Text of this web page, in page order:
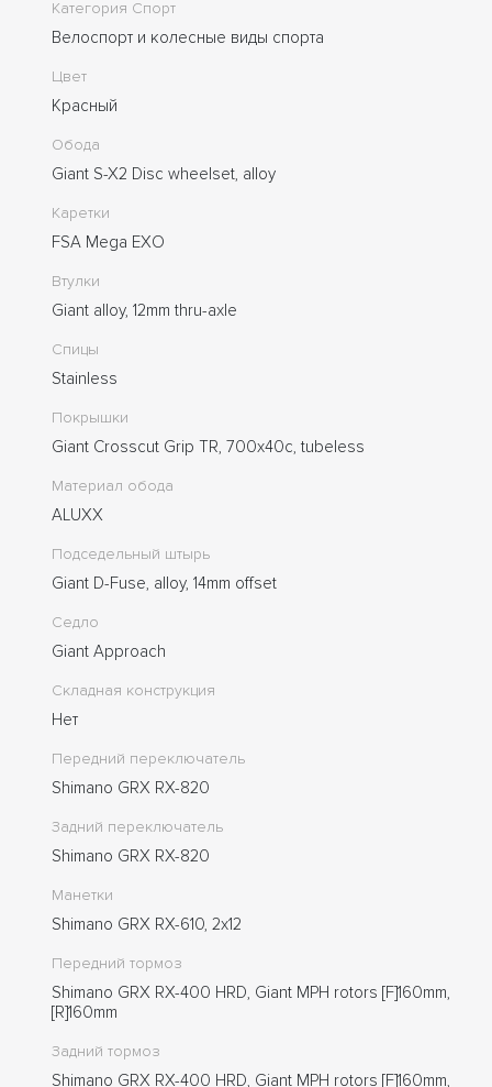
Категория Спорт
Велоспорт и колесные виды спорта
Цвет
Красный
Обода
Giant S-X2 Disc wheelset, alloy
Каретки
FSA Mega EXO
Втулки
Giant alloy, 12mm thru-axle
Спицы
Stainless
Покрышки
Giant Crosscut Grip TR, 700x40c, tubeless
Материал обода
ALUXX
Подседельный штырь
Giant D-Fuse, alloy, 14mm offset
Седло
Giant Approach
Складная конструкция
Нет
Передний переключатель
Shimano GRX RX-820
Задний переключатель
Shimano GRX RX-820
Манетки
Shimano GRX RX-610, 2x12
Передний тормоз
Shimano GRX RX-400 HRD, Giant MPH rotors [F]160mm,
[R]160mm
Задний тормоз
Shimano GRX RX-400 HRD, Giant MPH rotors [F]160mm,